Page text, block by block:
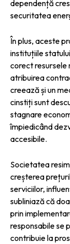
dependență
securitatea
În plus, aceste
instituțiile
corect resursele
atribuirea
creează și un
cinstiți sunt
stagnare
împiedicând
accesibile.
Societatea
creșterea
serviciilor,
subliniază că
prin
responsabile se
contribuie la